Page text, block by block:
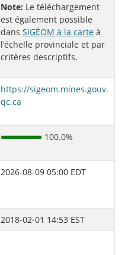
Note: Le téléchargement
est également possible
dans SIGÉOM à la carte à
l’échelle provinciale et par
critères descriptifs.
https://sigeom.mines.gouv.
qc.ca
100.0%
2026-08-09 05:00 EDT
2018-02-01 14:53 EST